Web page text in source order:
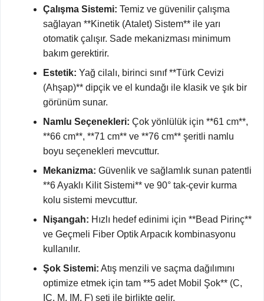
Çalışma Sistemi: Temiz ve güvenilir çalışma
sağlayan **Kinetik (Atalet) Sistem** ile yarı
otomatik çalışır. Sade mekanizması minimum
bakım gerektirir.
Estetik: Yağ cilalı, birinci sınıf **Türk Cevizi
(Ahşap)** dipçik ve el kundağı ile klasik ve şık bir
görünüm sunar.
Namlu Seçenekleri: Çok yönlülük için **61 cm**,
**66 cm**, **71 cm** ve **76 cm** şeritli namlu
boyu seçenekleri mevcuttur.
Mekanizma: Güvenlik ve sağlamlık sunan patentli
**6 Ayaklı Kilit Sistemi** ve 90° tak-çevir kurma
kolu sistemi mevcuttur.
Nişangah: Hızlı hedef edinimi için **Bead Pirinç**
ve Geçmeli Fiber Optik Arpacık kombinasyonu
kullanılır.
Şok Sistemi: Atış menzili ve saçma dağılımını
optimize etmek için tam **5 adet Mobil Şok** (C,
IC, M, IM, F) seti ile birlikte gelir.